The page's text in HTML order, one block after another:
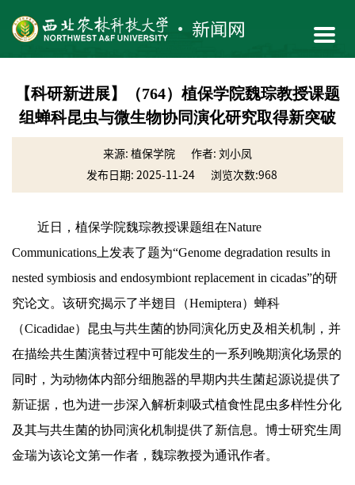
【科研新进展】（764）植保学院魏琮教授课题
组蝉科昆虫与微生物协同演化研究取得新突破
来源: 植保学院
作者: 刘小凤
发布日期: 2025-11-24
浏览次数:968
近日，植保学院魏琮教授课题组在Nature
Communications上发表了题为“Genome degradation results in
nested symbiosis and endosymbiont replacement in cicadas”的研
究论文。该研究揭示了半翅目（Hemiptera）蝉科
（Cicadidae）昆虫与共生菌的协同演化历史及相关机制，并
在描绘共生菌演替过程中可能发生的一系列晚期演化场景的
同时，为动物体内部分细胞器的早期内共生菌起源说提供了
新证据，也为进一步深入解析刺吸式植食性昆虫多样性分化
及其与共生菌的协同演化机制提供了新信息。博士研究生周
金瑞为该论文第一作者，魏琮教授为通讯作者。